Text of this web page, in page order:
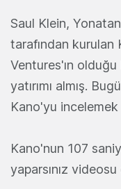
Saul Klein,
tarafından kurulan
Ventures'ın olduğu
yatırımı almış.
Kano'yu
Kano'nun 107
yaparsınız videosu